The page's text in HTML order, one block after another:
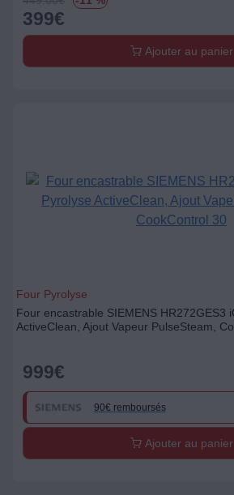
399€
Ajouter au panier
Four Pyrolyse
Four encastrable SIEMENS HR272GES3
ActiveClean, Ajout Vapeur PulseSteam,
999€
90€ remboursés
Ajouter au panier